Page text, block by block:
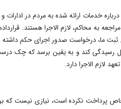
ثبت ما، درخواست صدور اجرای حکم
رسیدگی کند و به یقین برسد که چک
لازم الاجرا دارد.
پرداخت نکرده است، نیازی نیست که